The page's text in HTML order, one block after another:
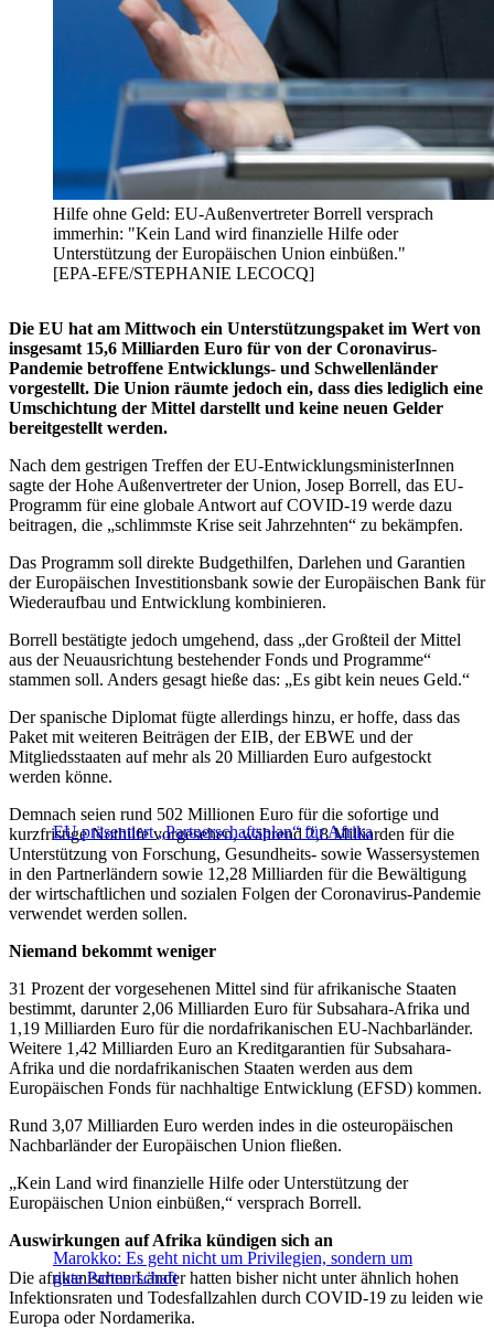
Hilfe ohne Geld: EU-Außenvertreter Borrell versprach
immerhin: "Kein Land wird finanzielle Hilfe oder
Unterstützung der Europäischen Union einbüßen."
[EPA-EFE/STEPHANIE LECOCQ]
Die EU hat am Mittwoch ein Unterstützungspaket im Wert von
insgesamt 15,6 Milliarden Euro für von der Coronavirus-
Pandemie betroffene Entwicklungs- und Schwellenländer
vorgestellt. Die Union räumte jedoch ein, dass dies lediglich eine
Umschichtung der Mittel darstellt und keine neuen Gelder
bereitgestellt werden.
Nach dem gestrigen Treffen der EU-EntwicklungsministerInnen
sagte der Hohe Außenvertreter der Union, Josep Borrell, das EU-
Programm für eine globale Antwort auf COVID-19 werde dazu
beitragen, die „schlimmste Krise seit Jahrzehnten“ zu bekämpfen.
Das Programm soll direkte Budgethilfen, Darlehen und Garantien
der Europäischen Investitionsbank sowie der Europäischen Bank für
Wiederaufbau und Entwicklung kombinieren.
Borrell bestätigte jedoch umgehend, dass „der Großteil der Mittel
aus der Neuausrichtung bestehender Fonds und Programme“
stammen soll. Anders gesagt hieße das: „Es gibt kein neues Geld.“
Der spanische Diplomat fügte allerdings hinzu, er hoffe, dass das
Paket mit weiteren Beiträgen der EIB, der EBWE und der
Mitgliedsstaaten auf mehr als 20 Milliarden Euro aufgestockt
werden könne.
EU präsentiert „Partnerschaftsplan“ für Afrika
Demnach seien rund 502 Millionen Euro für die sofortige und
kurzfristige Nothilfe vorgesehen, während 2,8 Milliarden für die
Unterstützung von Forschung, Gesundheits- sowie Wassersystemen
in den Partnerländern sowie 12,28 Milliarden für die Bewältigung
der wirtschaftlichen und sozialen Folgen der Coronavirus-Pandemie
verwendet werden sollen.
Niemand bekommt weniger
31 Prozent der vorgesehenen Mittel sind für afrikanische Staaten
bestimmt, darunter 2,06 Milliarden Euro für Subsahara-Afrika und
1,19 Milliarden Euro für die nordafrikanischen EU-Nachbarländer.
Weitere 1,42 Milliarden Euro an Kreditgarantien für Subsahara-
Afrika und die nordafrikanischen Staaten werden aus dem
Europäischen Fonds für nachhaltige Entwicklung (EFSD) kommen.
Rund 3,07 Milliarden Euro werden indes in die osteuropäischen
Nachbarländer der Europäischen Union fließen.
„Kein Land wird finanzielle Hilfe oder Unterstützung der
Europäischen Union einbüßen,“ versprach Borrell.
Marokko: Es geht nicht um Privilegien, sondern um
gute Partnerschaft
Auswirkungen auf Afrika kündigen sich an
Die afrikanischen Länder hatten bisher nicht unter ähnlich hohen
Infektionsraten und Todesfallzahlen durch COVID-19 zu leiden wie
Europa oder Nordamerika.